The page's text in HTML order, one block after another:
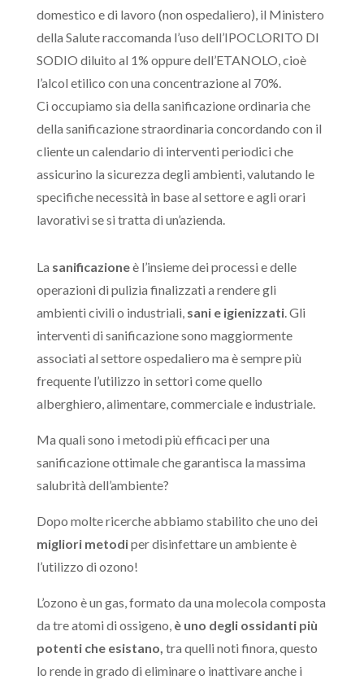
domestico e di lavoro (non ospedaliero), il Ministero
della Salute raccomanda l’uso dell’IPOCLORITO DI
SODIO diluito al 1% oppure dell’ETANOLO, cioè
l’alcol etilico con una concentrazione al 70%.
Ci occupiamo sia della sanificazione ordinaria che
della sanificazione straordinaria concordando con il
cliente un calendario di interventi periodici che
assicurino la sicurezza degli ambienti, valutando le
specifiche necessità in base al settore e agli orari
lavorativi se si tratta di un’azienda.
La sanificazioneè l’insieme dei processi e delle
operazioni di pulizia finalizzati a rendere gli
ambienti civili o industriali, sani e igienizzati. Gli
interventi di sanificazione sono maggiormente
associati al settore ospedaliero ma è sempre più
frequente l’utilizzo in settori come quello
alberghiero, alimentare, commerciale e industriale.
Ma quali sono i metodi più efficaci per una
sanificazione ottimale che garantisca la massima
salubrità dell’ambiente?
Dopo molte ricerche abbiamo stabilito che uno dei
migliori metodiper disinfettare un ambiente è
l’utilizzo di ozono!
L’ozono è un gas, formato da una molecola composta
da tre atomi di ossigeno, è uno degli ossidanti più
potenti che esistano, tra quelli noti finora, questo
lo rende in grado di eliminare o inattivare anche i